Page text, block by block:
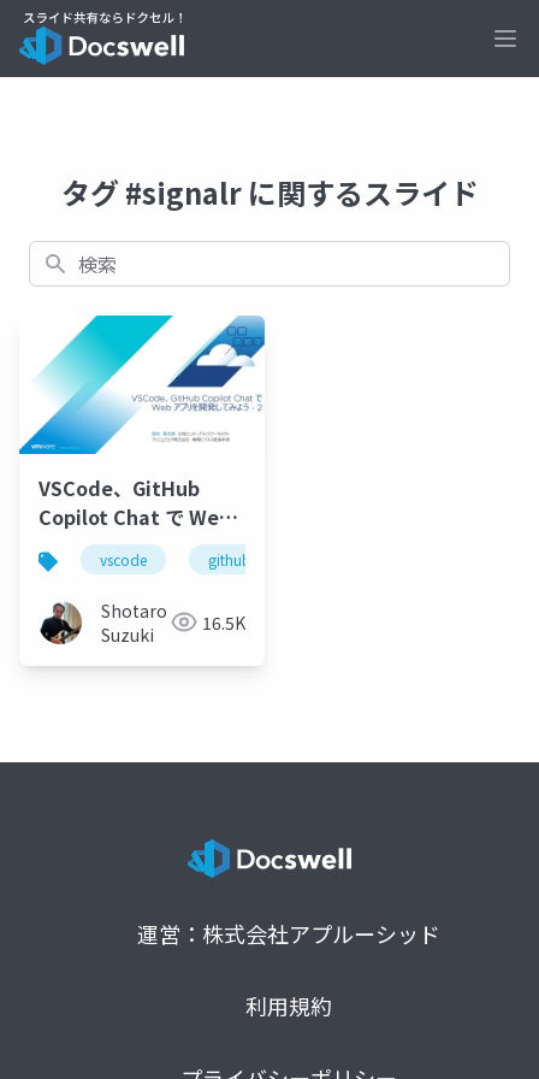
タグ #signalr に関するスライド
検索
VSCode、GitHub
Copilot Chat で Web
アプリを開発してみよ
う - 2
vscode github
Shotaro
Suzuki
16.5K
運営：株式会社アプルーシッド
利用規約